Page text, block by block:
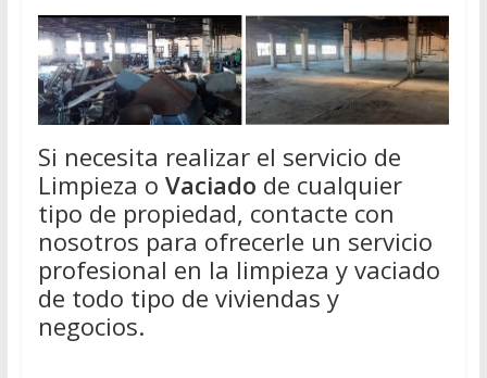
Si necesita realizar el servicio de
Limpieza o Vaciado de cualquier
tipo de propiedad, contacte con
nosotros para ofrecerle un servicio
profesional en la limpieza y vaciado
de todo tipo de viviendas y
negocios.